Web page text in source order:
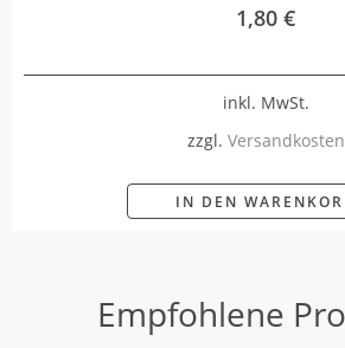
1,80 €
inkl. MwSt.
zzgl. Versandkosten
IN DEN
Empfohlene